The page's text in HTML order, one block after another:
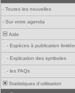
- Toutes les nouvelles
- Sur votre agenda
Aide
- Espèces à publication limitée
- Explication des symboles
- les FAQs
Statistiques d'utilisation